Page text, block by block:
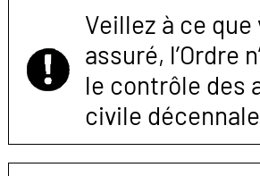
Veillez à ce
assuré, l’Ordre
le contrôle des
civile